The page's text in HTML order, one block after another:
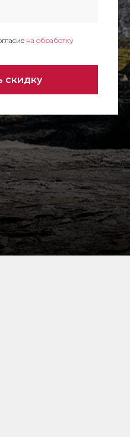
на обработку
скидку